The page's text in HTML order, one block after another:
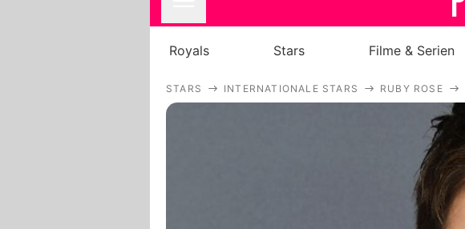
Royals Stars Filme & Serien
STARS INTERNATIONALE STARS RUBY ROSE